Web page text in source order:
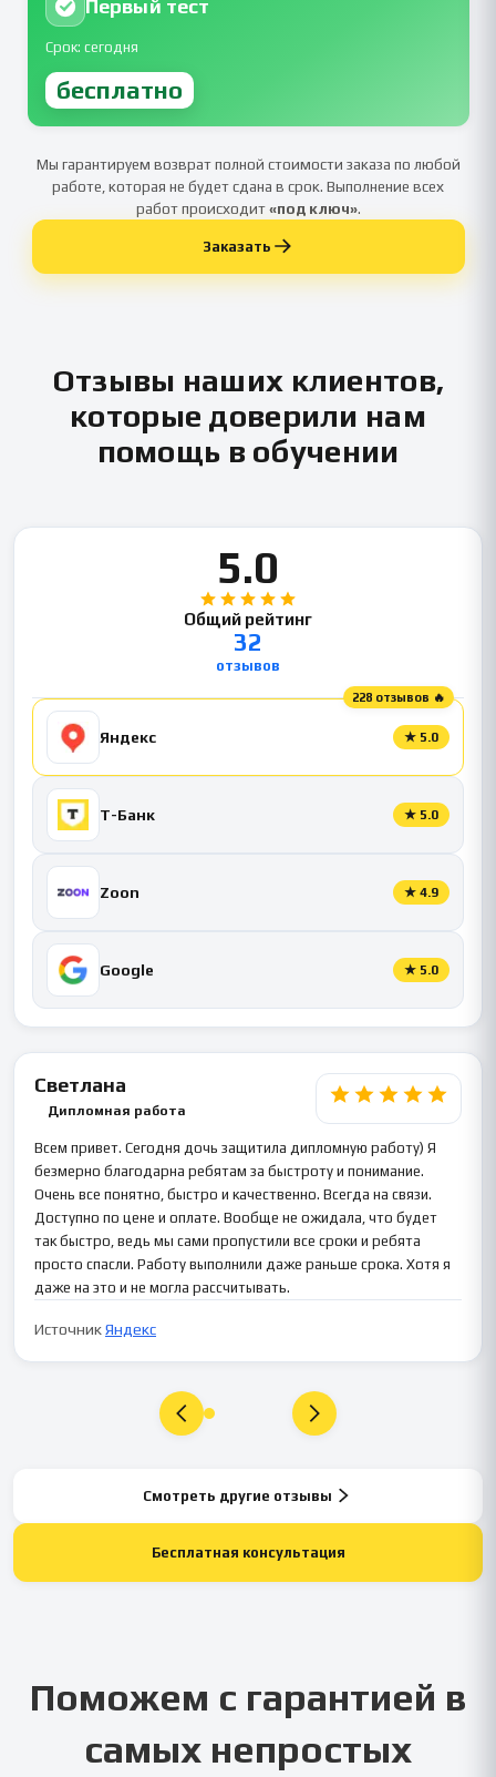
Первый тест
Срок: сегодня
бесплатно
Мы гарантируем возврат полной стоимости заказа по любой
работе, которая не будет сдана в срок. Выполнение всех
работ происходит«под ключ».
Заказать
Отзывы наших клиентов,
которые доверили нам
помощь в обучении
5.0
Общий рейтинг
32
отзывов
228 отзывов 🔥
Яндекс ★ 5.0
Т-Банк ★ 5.0
Zoon ★ 4.9
Google ★ 5.0
Светлана
Дипломная работа
Всем привет. Сегодня дочь защитила дипломную работу) Я
безмерно благодарна ребятам за быстроту и понимание.
Очень все понятно, быстро и качественно. Всегда на связи.
Доступно по цене и оплате. Вообще не ожидала, что будет
так быстро, ведь мы сами пропустили все сроки и ребята
просто спасли. Работу выполнили даже раньше срока. Хотя я
даже на это и не могла рассчитывать.
ИсточникЯндекс
Смотреть другие отзывы
Бесплатная консультация
Поможем с гарантией в
самых непростых